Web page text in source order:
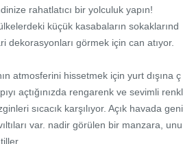
rahatlatıcı bir yolculuk yapın!
küçük kasabaların sokaklarınd
dekorasyonları görmek için can atıyor.
atmosferini hissetmek için yurt dışına ç
açtığınızda rengarenk ve sevimli renkl
sıcacık karşılıyor. Açık havada geni
var. nadir görülen bir manzara, unu